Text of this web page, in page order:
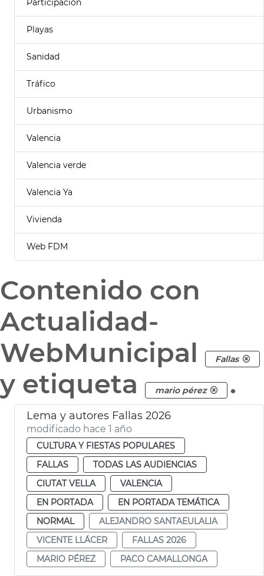
Playas
Sanidad
Tráfico
Urbanismo
Valencia
Valencia verde
Valencia Ya
Vivienda
Web FDM
Contenido con
Actualidad-
WebMunicipal
Fallas
y etiqueta mario pérez .
Lema y autores Fallas 2026
modificado hace 1 año
CULTURA Y FIESTAS POPULARES
FALLAS
TODAS LAS AUDIENCIAS
CIUTAT VELLA
VALENCIA
EN PORTADA
EN PORTADA TEMÁTICA
NORMAL
ALEJANDRO SANTAEULALIA
VICENTE LLÁCER
FALLAS 2026
MARIO PÉREZ
PACO CAMALLONGA